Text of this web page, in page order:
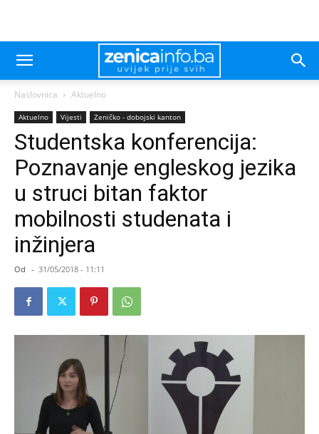
Naslovnica Aktuelno
Aktuelno Vijesti Zeničko - dobojski kanton
Studentska konferencija:
Poznavanje engleskog jezika
u struci bitan faktor
mobilnosti studenata i
inžinjera
Od - 31/05/2018 - 11:11